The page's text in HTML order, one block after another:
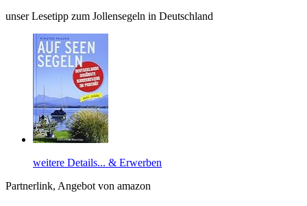
unser Lesetipp zum Jollensegeln in Deutschland
weitere Details... & Erwerben
Partnerlink, Angebot von amazon